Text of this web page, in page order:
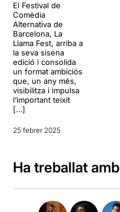
El Festival de
Comèdia
Alternativa de
Barcelona, La
Llama Fest, arriba a
la seva sisena
edició i consolida
un format ambiciós
que, un any més,
visibilitza i impulsa
l’important teixit
[…]
25 febrer 2025
Ha treballat amb